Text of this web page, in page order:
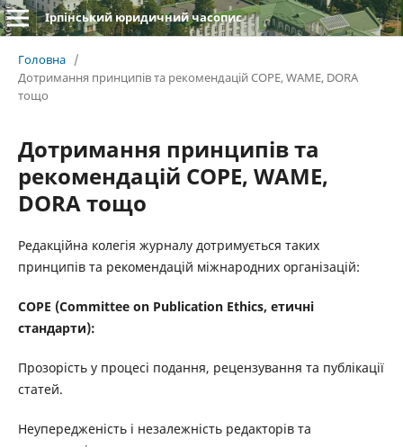
Ірпінський юридичний часопис
Головна /
Дотримання принципів та рекомендацій COPE, WAME, DORA
тощо
Дотримання принципів та
рекомендацій COPE, WAME,
DORA тощо
Редакційна колегія журналу дотримується таких
принципів та рекомендацій міжнародних організацій:
COPE (Committee on Publication Ethics, етичні
стандарти):
Прозорість у процесі подання, рецензування та публікації
статей.
Неупередженість і незалежність редакторів та